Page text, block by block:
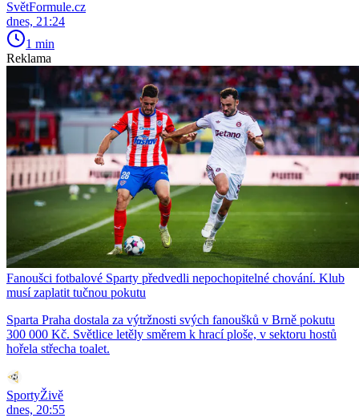
SvětFormule.cz
dnes, 21:24
1 min
Reklama
Fanoušci fotbalové Sparty předvedli nepochopitelné chování. Klub
musí zaplatit tučnou pokutu
Sparta Praha dostala za výtržnosti svých fanoušků v Brně pokutu
300 000 Kč. Světlice letěly směrem k hrací ploše, v sektoru hostů
hořela střecha toalet.
SportyŽivě
dnes, 20:55